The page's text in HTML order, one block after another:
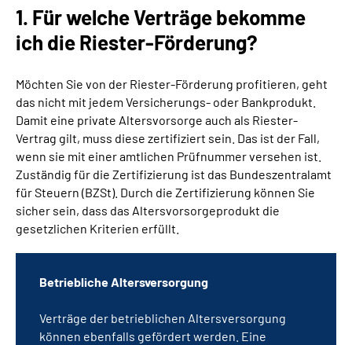
1. Für welche Verträge bekomme
ich die Riester-Förderung?
Möchten Sie von der Riester-Förderung profitieren, geht
das nicht mit jedem Versicherungs- oder Bankprodukt.
Damit eine private Altersvorsorge auch als Riester-
Vertrag gilt, muss diese zertifiziert sein. Das ist der Fall,
wenn sie mit einer amtlichen Prüfnummer versehen ist.
Zuständig für die Zertifizierung ist das Bundeszentralamt
für Steuern (BZSt). Durch die Zertifizierung können Sie
sicher sein, dass das Altersvorsorgeprodukt die
gesetzlichen Kriterien erfüllt.
Betriebliche Altersversorgung
Verträge der betrieblichen Altersversorgung
können ebenfalls gefördert werden. Eine